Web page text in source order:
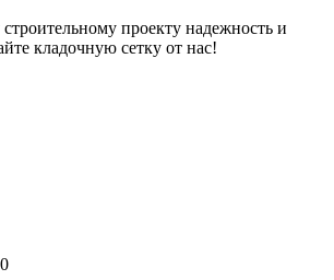
проекту надежность и
кладочную сетку от нас!